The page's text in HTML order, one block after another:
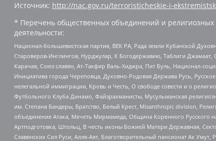
Источник: http://nac.gov.ru/terroristicheskie-i-
* Перечень общественных объединений и
деятельности:
Национал-большевистская партия, ВЕК РА, Рада земли Кубанской
Староверов-Инглингов, Нурджулар, К Богодержавию, Таблиги
Карачая, Союз славян, Ат-Такфир Валь-Хиджра, Пит Буль, Национал-
Инициатива города Череповца, Духовно-Родовая Держава Русь,
нелегальной иммиграции, Кровь и Честь, О свободе совести и о
Футбольного Клуба Динамо, Файзрахманисты, Мусульманская
им. Степана Бандеры, Братство, Белый Крест, Misanthropic division,
объединение Атака, Мечеть Мирмамеда, Община Коренного Русского
Артподготовка, Штольц, В честь иконы Божией Матери Державная,
Славянских Сил Руси, Алля-Аят, Благотворительный пансионат Ак